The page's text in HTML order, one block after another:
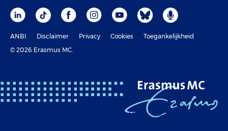
ANBI Disclaimer Privacy Cookies
Toegankelijkheid
© 2026 Erasmus MC.